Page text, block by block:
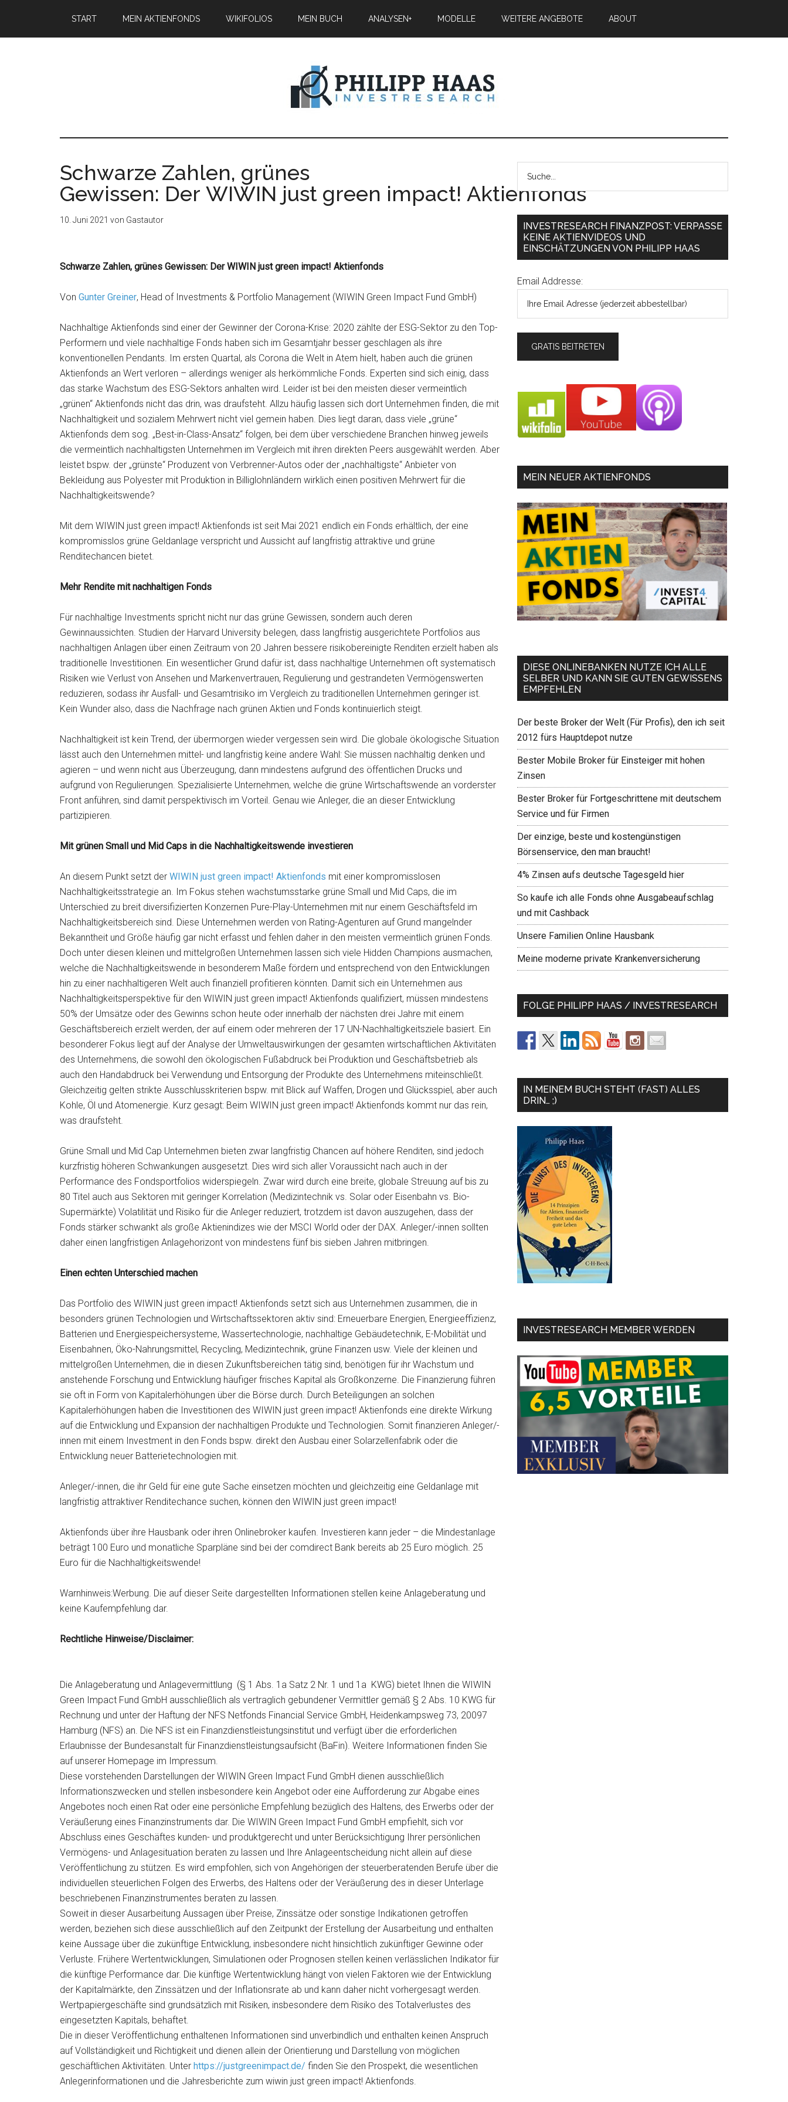
START MEIN AKTIENFONDS WIKIFOLIOS MEIN BUCH ANALYSEN+ MODELLE WEITERE ANGEBOTE ABOUT
Schwarze Zahlen, grünes
Gewissen: Der WIWIN just green impact! Aktienfonds
10. Juni 2021 von Gastautor
Schwarze Zahlen, grünes Gewissen: Der WIWIN just green impact! Aktienfonds
Von Gunter Greiner, Head of Investments & Portfolio Management (WIWIN Green Impact Fund GmbH)
Nachhaltige Aktienfonds sind einer der Gewinner der Corona-Krise: 2020 zählte der ESG-Sektor zu den Top-
Performern und viele nachhaltige Fonds haben sich im Gesamtjahr besser geschlagen als ihre
konventionellen Pendants. Im ersten Quartal, als Corona die Welt in Atem hielt, haben auch die grünen
Aktienfonds an Wert verloren – allerdings weniger als herkömmliche Fonds. Experten sind sich einig, dass
das starke Wachstum des ESG-Sektors anhalten wird. Leider ist bei den meisten dieser vermeintlich
„grünen“ Aktienfonds nicht das drin, was draufsteht. Allzu häufig lassen sich dort Unternehmen finden, die mit
Nachhaltigkeit und sozialem Mehrwert nicht viel gemein haben. Dies liegt daran, dass viele „grüne“
Aktienfonds dem sog. „Best-in-Class-Ansatz“ folgen, bei dem über verschiedene Branchen hinweg jeweils
die vermeintlich nachhaltigsten Unternehmen im Vergleich mit ihren direkten Peers ausgewählt werden. Aber
leistet bspw. der „grünste“ Produzent von Verbrenner-Autos oder der „nachhaltigste“ Anbieter von
Bekleidung aus Polyester mit Produktion in Billiglohnländern wirklich einen positiven Mehrwert für die
Nachhaltigkeitswende?
Mit dem WIWIN just green impact! Aktienfonds ist seit Mai 2021 endlich ein Fonds erhältlich, der eine
kompromisslos grüne Geldanlage verspricht und Aussicht auf langfristig attraktive und grüne
Renditechancen bietet.
Mehr Rendite mit nachhaltigen Fonds
Für nachhaltige Investments spricht nicht nur das grüne Gewissen, sondern auch deren
Gewinnaussichten. Studien der Harvard University belegen, dass langfristig ausgerichtete Portfolios aus
nachhaltigen Anlagen über einen Zeitraum von 20 Jahren bessere risikobereinigte Renditen erzielt haben als
traditionelle Investitionen. Ein wesentlicher Grund dafür ist, dass nachhaltige Unternehmen oft systematisch
Risiken wie Verlust von Ansehen und Markenvertrauen, Regulierung und gestrandeten Vermögenswerten
reduzieren, sodass ihr Ausfall- und Gesamtrisiko im Vergleich zu traditionellen Unternehmen geringer ist.
Kein Wunder also, dass die Nachfrage nach grünen Aktien und Fonds kontinuierlich steigt.
Nachhaltigkeit ist kein Trend, der übermorgen wieder vergessen sein wird. Die globale ökologische Situation
lässt auch den Unternehmen mittel- und langfristig keine andere Wahl: Sie müssen nachhaltig denken und
agieren – und wenn nicht aus Überzeugung, dann mindestens aufgrund des öffentlichen Drucks und
aufgrund von Regulierungen. Spezialisierte Unternehmen, welche die grüne Wirtschaftswende an vorderster
Front anführen, sind damit perspektivisch im Vorteil. Genau wie Anleger, die an dieser Entwicklung
partizipieren.
Mit grünen Small und Mid Caps in die Nachhaltigkeitswende investieren
An diesem Punkt setzt der WIWIN just green impact! Aktienfonds mit einer kompromisslosen
Nachhaltigkeitsstrategie an. Im Fokus stehen wachstumsstarke grüne Small und Mid Caps, die im
Unterschied zu breit diversifizierten Konzernen Pure-Play-Unternehmen mit nur einem Geschäftsfeld im
Nachhaltigkeitsbereich sind. Diese Unternehmen werden von Rating-Agenturen auf Grund mangelnder
Bekanntheit und Größe häufig gar nicht erfasst und fehlen daher in den meisten vermeintlich grünen Fonds.
Doch unter diesen kleinen und mittelgroßen Unternehmen lassen sich viele Hidden Champions ausmachen,
welche die Nachhaltigkeitswende in besonderem Maße fördern und entsprechend von den Entwicklungen
hin zu einer nachhaltigeren Welt auch finanziell profitieren könnten. Damit sich ein Unternehmen aus
Nachhaltigkeitsperspektive für den WIWIN just green impact! Aktienfonds qualifiziert, müssen mindestens
50% der Umsätze oder des Gewinns schon heute oder innerhalb der nächsten drei Jahre mit einem
Geschäftsbereich erzielt werden, der auf einem oder mehreren der 17 UN-Nachhaltigkeitsziele basiert. Ein
besonderer Fokus liegt auf der Analyse der Umweltauswirkungen der gesamten wirtschaftlichen Aktivitäten
des Unternehmens, die sowohl den ökologischen Fußabdruck bei Produktion und Geschäftsbetrieb als
auch den Handabdruck bei Verwendung und Entsorgung der Produkte des Unternehmens miteinschließt.
Gleichzeitig gelten strikte Ausschlusskriterien bspw. mit Blick auf Waffen, Drogen und Glücksspiel, aber auch
Kohle, Öl und Atomenergie. Kurz gesagt: Beim WIWIN just green impact! Aktienfonds kommt nur das rein,
was draufsteht.
Grüne Small und Mid Cap Unternehmen bieten zwar langfristig Chancen auf höhere Renditen, sind jedoch
kurzfristig höheren Schwankungen ausgesetzt. Dies wird sich aller Voraussicht nach auch in der
Performance des Fondsportfolios widerspiegeln. Zwar wird durch eine breite, globale Streuung auf bis zu
80 Titel auch aus Sektoren mit geringer Korrelation (Medizintechnik vs. Solar oder Eisenbahn vs. Bio-
Supermärkte) Volatilität und Risiko für die Anleger reduziert, trotzdem ist davon auszugehen, dass der
Fonds stärker schwankt als große Aktienindizes wie der MSCI World oder der DAX. Anleger/-innen sollten
daher einen langfristigen Anlagehorizont von mindestens fünf bis sieben Jahren mitbringen.
Einen echten Unterschied machen
Das Portfolio des WIWIN just green impact! Aktienfonds setzt sich aus Unternehmen zusammen, die in
besonders grünen Technologien und Wirtschaftssektoren aktiv sind: Erneuerbare Energien, Energieeffizienz,
Batterien und Energiespeichersysteme, Wassertechnologie, nachhaltige Gebäudetechnik, E-Mobilität und
Eisenbahnen, Öko-Nahrungsmittel, Recycling, Medizintechnik, grüne Finanzen usw. Viele der kleinen und
mittelgroßen Unternehmen, die in diesen Zukunftsbereichen tätig sind, benötigen für ihr Wachstum und
anstehende Forschung und Entwicklung häufiger frisches Kapital als Großkonzerne. Die Finanzierung führen
sie oft in Form von Kapitalerhöhungen über die Börse durch. Durch Beteiligungen an solchen
Kapitalerhöhungen haben die Investitionen des WIWIN just green impact! Aktienfonds eine direkte Wirkung
auf die Entwicklung und Expansion der nachhaltigen Produkte und Technologien. Somit finanzieren Anleger/-
innen mit einem Investment in den Fonds bspw. direkt den Ausbau einer Solarzellenfabrik oder die
Entwicklung neuer Batterietechnologien mit.
Anleger/-innen, die ihr Geld für eine gute Sache einsetzen möchten und gleichzeitig eine Geldanlage mit
langfristig attraktiver Renditechance suchen, können den WIWIN just green impact!
Aktienfonds über ihre Hausbank oder ihren Onlinebroker kaufen. Investieren kann jeder – die Mindestanlage
beträgt 100 Euro und monatliche Sparpläne sind bei der comdirect Bank bereits ab 25 Euro möglich. 25
Euro für die Nachhaltigkeitswende!
Warnhinweis:Werbung. Die auf dieser Seite dargestellten Informationen stellen keine Anlageberatung und
keine Kaufempfehlung dar.
Rechtliche Hinweise/Disclaimer:
Die Anlageberatung und Anlagevermittlung (§ 1 Abs. 1a Satz 2 Nr. 1 und 1a KWG) bietet Ihnen die WIWIN
Green Impact Fund GmbH ausschließlich als vertraglich gebundener Vermittler gemäß § 2 Abs. 10 KWG für
Rechnung und unter der Haftung der NFS Netfonds Financial Service GmbH, Heidenkampsweg 73, 20097
Hamburg (NFS) an. Die NFS ist ein Finanzdienstleistungsinstitut und verfügt über die erforderlichen
Erlaubnisse der Bundesanstalt für Finanzdienstleistungsaufsicht (BaFin). Weitere Informationen finden Sie
auf unserer Homepage im Impressum.
Diese vorstehenden Darstellungen der WIWIN Green Impact Fund GmbH dienen ausschließlich
Informationszwecken und stellen insbesondere kein Angebot oder eine Aufforderung zur Abgabe eines
Angebotes noch einen Rat oder eine persönliche Empfehlung bezüglich des Haltens, des Erwerbs oder der
Veräußerung eines Finanzinstruments dar. Die WIWIN Green Impact Fund GmbH empfiehlt, sich vor
Abschluss eines Geschäftes kunden- und produktgerecht und unter Berücksichtigung Ihrer persönlichen
Vermögens- und Anlagesituation beraten zu lassen und Ihre Anlageentscheidung nicht allein auf diese
Veröffentlichung zu stützen. Es wird empfohlen, sich von Angehörigen der steuerberatenden Berufe über die
individuellen steuerlichen Folgen des Erwerbs, des Haltens oder der Veräußerung des in dieser Unterlage
beschriebenen Finanzinstrumentes beraten zu lassen.
Soweit in dieser Ausarbeitung Aussagen über Preise, Zinssätze oder sonstige Indikationen getroffen
werden, beziehen sich diese ausschließlich auf den Zeitpunkt der Erstellung der Ausarbeitung und enthalten
keine Aussage über die zukünftige Entwicklung, insbesondere nicht hinsichtlich zukünftiger Gewinne oder
Verluste. Frühere Wertentwicklungen, Simulationen oder Prognosen stellen keinen verlässlichen Indikator für
die künftige Performance dar. Die künftige Wertentwicklung hängt von vielen Faktoren wie der Entwicklung
der Kapitalmärkte, den Zinssätzen und der Inflationsrate ab und kann daher nicht vorhergesagt werden.
Wertpapiergeschäfte sind grundsätzlich mit Risiken, insbesondere dem Risiko des Totalverlustes des
eingesetzten Kapitals, behaftet.
Die in dieser Veröffentlichung enthaltenen Informationen sind unverbindlich und enthalten keinen Anspruch
auf Vollständigkeit und Richtigkeit und dienen allein der Orientierung und Darstellung von möglichen
geschäftlichen Aktivitäten. Unter https://justgreenimpact.de/ finden Sie den Prospekt, die wesentlichen
Anlegerinformationen und die Jahresberichte zum wiwin just green impact! Aktienfonds.
INVESTRESEARCH FINANZPOST: VERPASSE
KEINE AKTIENVIDEOS UND
EINSCHÄTZUNGEN VON PHILIPP HAAS
Email Addresse:
MEIN NEUER AKTIENFONDS
DIESE ONLINEBANKEN NUTZE ICH ALLE
SELBER UND KANN SIE GUTEN GEWISSENS
EMPFEHLEN
Der beste Broker der Welt (Für Profis), den ich seit
2012 fürs Hauptdepot nutze
Bester Mobile Broker für Einsteiger mit hohen
Zinsen
Bester Broker für Fortgeschrittene mit deutschem
Service und für Firmen
Der einzige, beste und kostengünstigen
Börsenservice, den man braucht!
4% Zinsen aufs deutsche Tagesgeld hier
So kaufe ich alle Fonds ohne Ausgabeaufschlag
und mit Cashback
Unsere Familien Online Hausbank
Meine moderne private Krankenversicherung
FOLGE PHILIPP HAAS / INVESTRESEARCH
IN MEINEM BUCH STEHT (FAST) ALLES
DRIN… ;)
INVESTRESEARCH MEMBER WERDEN